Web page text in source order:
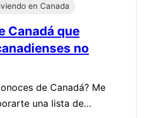
en Canada
Canadá que
no
de Canadá? Me
una lista de…